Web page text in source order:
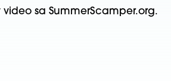
sa SummerScamper.org.